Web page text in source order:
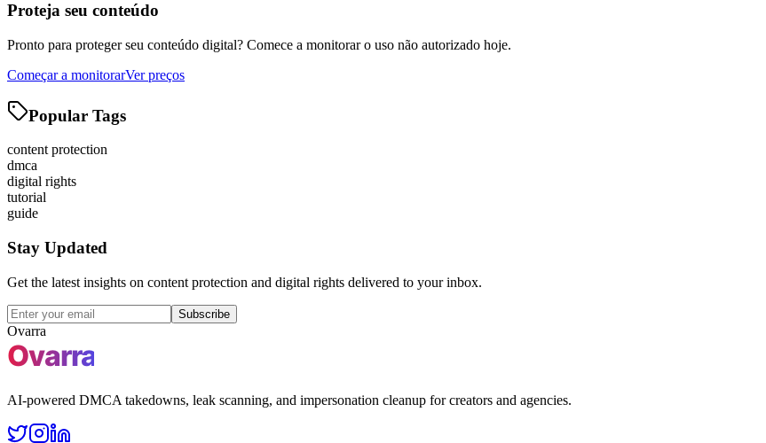
Proteja seu conteúdo
Pronto para proteger seu conteúdo digital? Comece a monitorar o uso não autorizado hoje.
Começar a monitorarVer preços
Popular Tags
content protection
dmca
digital rights
tutorial
guide
Stay Updated
Get the latest insights on content protection and digital rights delivered to your inbox.
Subscribe
Ovarra
AI-powered DMCA takedowns, leak scanning, and impersonation cleanup for creators and agencies.